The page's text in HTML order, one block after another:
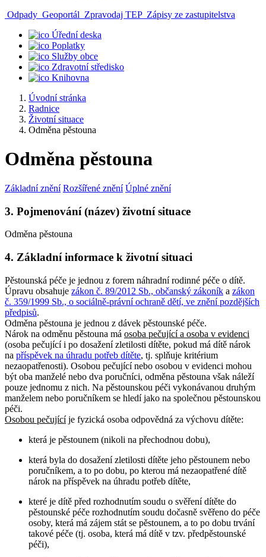
Odpady Geoportál Zpravodaj TEP Zápisy ze zastupitelstva
Úřední deska
Poplatky
Služby obce
Zdravotní středisko
Knihovna
Úvodní stránka
Radnice
Životní situace
Odměna pěstouna
Odměna pěstouna
Základní znění Rozšířené znění Úplné znění
3. Pojmenování (název) životní situace
Odměna pěstouna
4. Základní informace k životní situaci
Pěstounská péče je jednou z forem náhradní rodinné péče o dítě.
Úpravu obsahuje zákon č. 89/2012 Sb., občanský zákoník a zákon
č. 359/1999 Sb., o sociálně-právní ochraně dětí, ve znění pozdějších
předpisů.
Odměna pěstouna je jednou z dávek pěstounské péče.
Nárok na odměnu pěstouna má osoba pečující a osoba v evidenci
(osoba pečující i po dosažení zletilosti dítěte, pokud má dítě nárok
na příspěvek na úhradu potřeb dítěte, tj. splňuje kritérium
nezaopatřenosti). Osobou pečující nebo osobou v evidenci mohou
být oba manželé nebo dva poručníci, odměna pěstouna však náleží
pouze jednomu z nich. Na pěstounskou péči vykonávanou druhým
manželem nebo poručníkem se hledí jako na společnou pěstounskou
péči.
Osobou pečujícíje fyzická osoba odpovědná za výchovu dítěte:
která je pěstounem (nikoli na přechodnou dobu),
která byla do dosažení zletilosti dítěte jeho pěstounem nebo
poručníkem, a to po dobu, po kterou má nezaopatřené dítě
nárok na příspěvek na úhradu potřeb dítěte,
které je dítě před rozhodnutím soudu o svěření dítěte do
pěstounské péče rozhodnutím soudu dočasně svěřeno do péče
osoby, která má zájem stát se pěstounem, a to po dobu trvání
takové péče (tj. osoba, která má dítě v tzv. předpěstounské
péči),